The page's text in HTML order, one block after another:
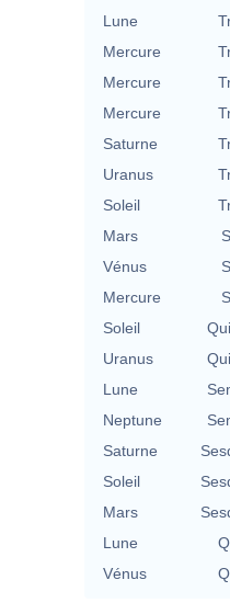
Lune
Mercure
Mercure
Mercure
Saturne
Uranus
Soleil
Mars
Vénus
Mercure
Soleil
Uranus
Lune
Neptune
Saturne
Soleil
Mars
Lune
Vénus